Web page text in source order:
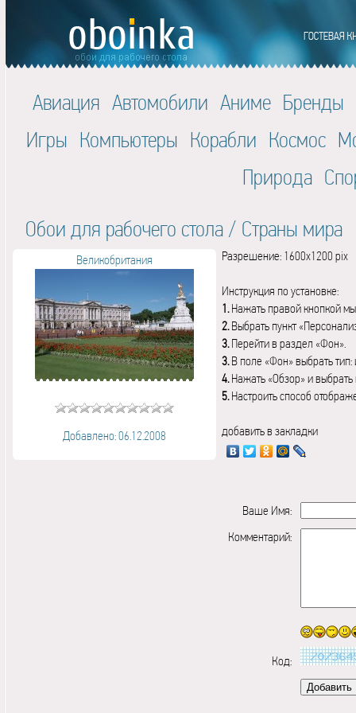
Авиация Автомобили Аниме Бренды
Игры Компьютеры Корабли Космос
Природа
Обои для рабочего стола / Страны мира
Великобритания
Добавлено: 06.12.2008
Разрешение: 1600x1200 pix
Инструкция по установке:
1.Нажать правой кнопкой
2.Выбрать пункт
3.Перейти в раздел «Фон».
3.В поле «Фон» выбрать
4.Нажать «Обзор» и выбрать
5.Настроить способ
добавить в закладки
Ваше Имя:
Комментарий:
Код: